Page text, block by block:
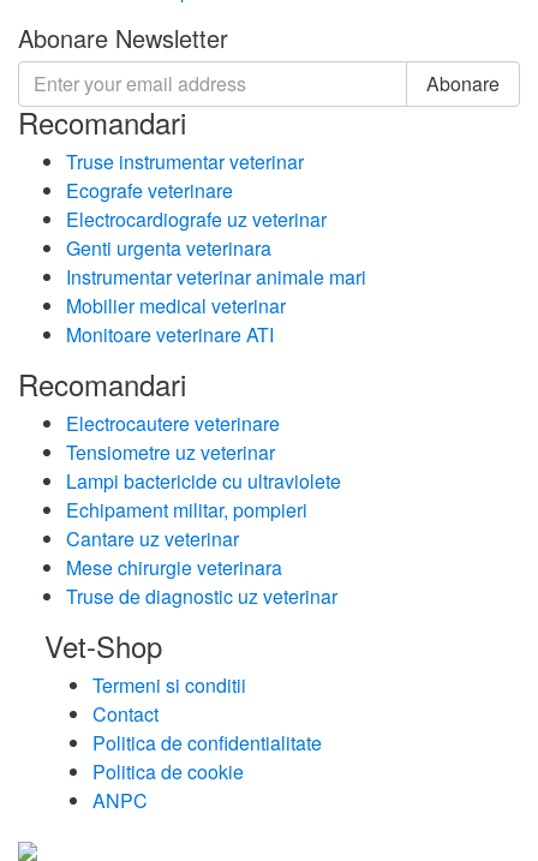
Abonare Newsletter
Abonare
Recomandari
Truse instrumentar veterinar
Ecografe veterinare
Electrocardiografe uz veterinar
Genti urgenta veterinara
Instrumentar veterinar animale mari
Mobilier medical veterinar
Monitoare veterinare ATI
Recomandari
Electrocautere veterinare
Tensiometre uz veterinar
Lampi bactericide cu ultraviolete
Echipament militar, pompieri
Cantare uz veterinar
Mese chirurgie veterinara
Truse de diagnostic uz veterinar
Vet-Shop
Termeni si conditii
Contact
Politica de confidentialitate
Politica de cookie
ANPC